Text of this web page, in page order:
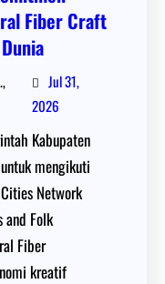
Fiber Craft
Jul 31,
2026
Kabupaten
mengikuti
Network
and Folk
Fiber
kreatif